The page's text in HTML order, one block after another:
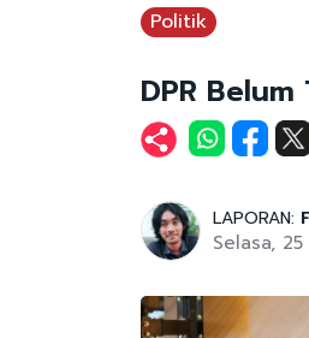
Politik
DPR
LAPORAN:
Selasa,